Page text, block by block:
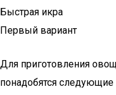
Быстрая икра
Первый вариант
Для приготовления
понадобятся